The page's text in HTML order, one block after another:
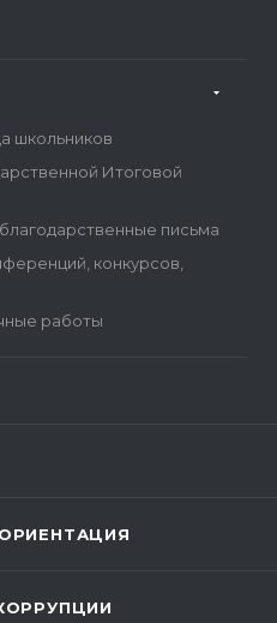
школьников
Итоговой
письма
конкурсов,
работы